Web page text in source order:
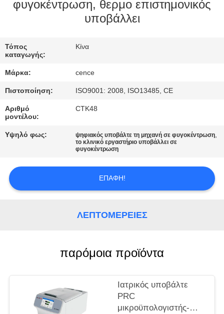
ΈΛΕΓΧΟΣ
ΕΠΙΚΟΙΝΩΝΉΣΤΕ
ΜΑΖΊ
ΜΑΣ
ΕΙΔΉΣΕΙΣ
ΥΠΟΘΈΣΕΙΣ
VR
φυγοκέντρωση, θερμο επιστημονικός
υποβάλλει
Τόπος
καταγωγής:
Κίνα
Μάρκα: cence
Πιστοποίηση: ISO9001: 2008, ISO13485, CE
Αριθμό
μοντέλου:
CTK48
Υψηλό φως: ψηφιακός υποβάλτε τη μηχανή σε φυγοκέντρωση,
το κλινικό εργαστήριο υποβάλλει σε
φυγοκέντρωση
ΕΠΑΦΉ!
ΛΕΠΤΟΜΈΡΕΙΕΣ
παρόμοια προϊόντα
Ιατρικός υποβάλτε
PRC
μικροϋπολογιστής-